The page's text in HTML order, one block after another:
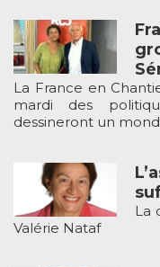
La France en
mardi des
dessineront un
La
Valérie Nataf